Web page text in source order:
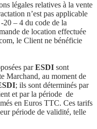
légales relatives à la vente
n’est pas applicable
– 4 du code de la
de location effectuée
le Client ne bénéficie
parESDIsont
Marchand, au moment de
; ils sont déterminés par
et par la période de
en Euros TTC. Ces tarifs
période de validité, telle